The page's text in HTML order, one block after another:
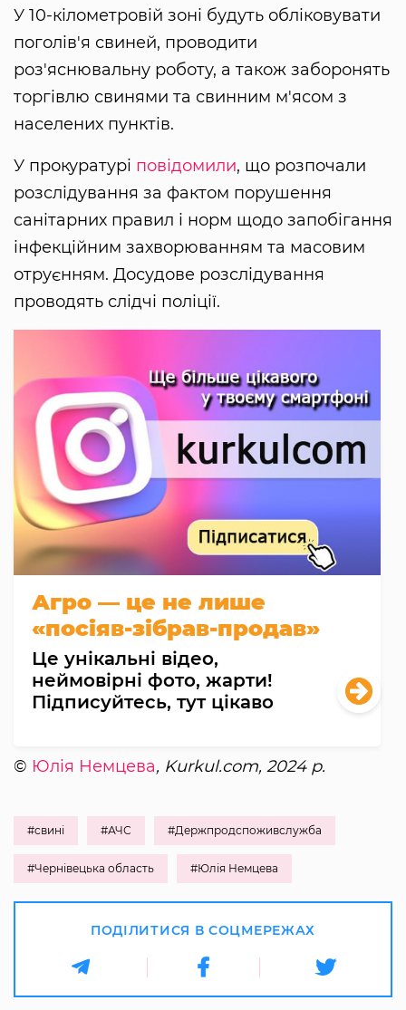
У 10-кілометровій зоні будуть обліковувати
поголів'я свиней, проводити
роз'яснювальну роботу, а також заборонять
торгівлю свинями та свинним м'ясом з
населених пунктів.
У прокуратурі повідомили, що розпочали
розслідування за фактом порушення
санітарних правил і норм щодо запобігання
інфекційним захворюванням та масовим
отруєнням. Досудове розслідування
проводять слідчі поліції.
Агро — це не лише
«посіяв-зібрав-продав»
Це унікальні відео,
неймовірні фото, жарти!
Підписуйтесь, тут цікаво
© Юлія Немцева, Kurkul.com, 2024 р.
#свині #АЧС #Держпродспоживслужба
#Чернівецька область #Юлія Немцева
ПОДІЛИТИСЯ В СОЦМЕРЕЖАХ